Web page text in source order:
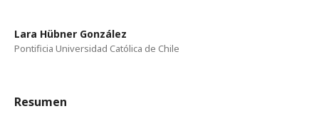
Lara Hübner González
Pontificia Universidad Católica de Chile
Resumen